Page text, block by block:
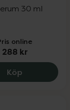
Make-Up
30 ml
online
288 kr
Köp Avene